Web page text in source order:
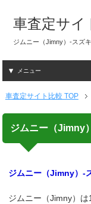
車査定サイ
ジムニー（Jimny）-スズ
メニュー
車査定サイト比較 TOP
ジムニー（Jimny
ジムニー（Jimny）-
ジムニー（Jimny）は